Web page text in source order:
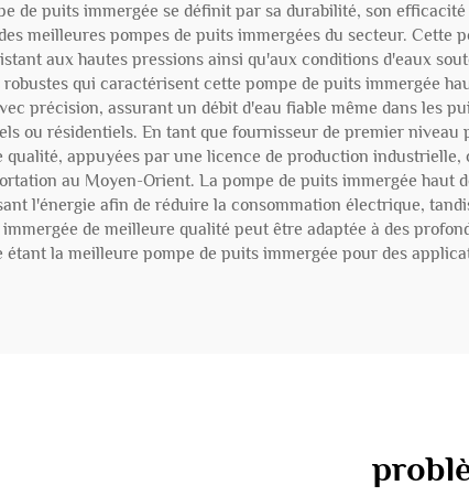
de puits immergée se définit par sa durabilité, son
meilleures pompes de puits immergées du secteur.
aux hautes pressions ainsi qu'aux conditions d'eaux
robustes qui caractérisent cette pompe de puits immergée
précision, assurant un débit d'eau fiable même dans les
ou résidentiels. En tant que fournisseur de premier
qualité, appuyées par une licence de production
au Moyen-Orient. La pompe de puits immergée
l'énergie afin de réduire la consommation électrique,
de meilleure qualité peut être adaptée à des
la meilleure pompe de puits immergée pour des